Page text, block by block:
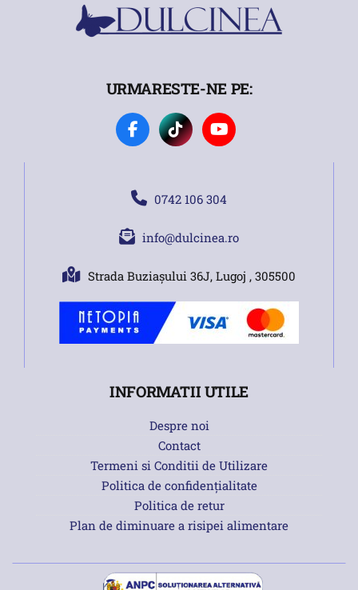
URMARESTE-NE PE:
0742 106 304
info@dulcinea.ro
Strada Buziașului 36J, Lugoj , 305500
INFORMATII UTILE
Despre noi
Contact
Termeni si Conditii de Utilizare
Politica de confidențialitate
Politica de retur
Plan de diminuare a risipei alimentare